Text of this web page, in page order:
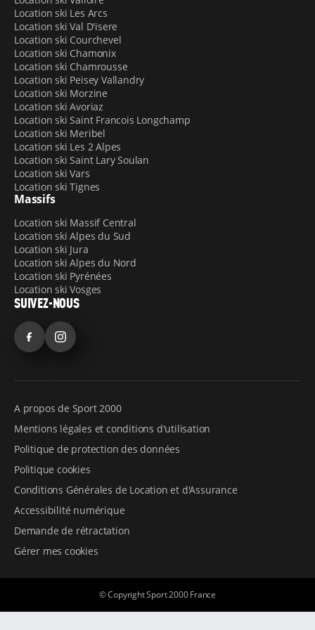
Location ski Les Arcs
Location ski Val D'isere
Location ski Courchevel
Location ski Chamonix
Location ski Chamrousse
Location ski Peisey Vallandry
Location ski Morzine
Location ski Avoriaz
Location ski Saint Francois Longchamp
Location ski Meribel
Location ski Les 2 Alpes
Location ski Saint Lary Soulan
Location ski Vars
Location ski Tignes
Massifs
Location ski Massif Central
Location ski Alpes du Sud
Location ski Jura
Location ski Alpes du Nord
Location ski Pyrénées
Location ski Vosges
SUIVEZ-NOUS
FacebookInstagram
A propos de Sport 2000
Mentions légales et conditions d'utilisation
Politique de protection des données
Politique cookies
Conditions Générales de Location et d'Assurance
Accessibilité numérique
Demande de rétractation
Gérer mes cookies
© Copyright Sport 2000 France